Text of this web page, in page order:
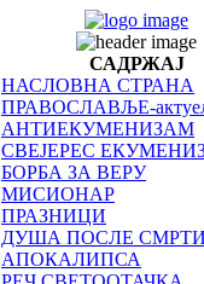
САДРЖАЈ
НАСЛОВНА СТРАНА
ПРАВОСЛАВЉЕ-
АНТИЕКУМЕНИЗАМ
СВЕЈЕРЕС
БОРБА ЗА ВЕРУ
МИСИОНАР
ПРАЗНИЦИ
ДУША ПОСЛЕ СМРТИ
АПОКАЛИПСА